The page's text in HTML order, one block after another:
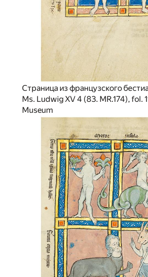
Страница из французского
Ms. Ludwig XV 4 (83. MR.174), fol.
Museum